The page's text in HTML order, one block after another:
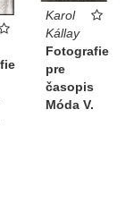
Karol
Kállay
Fotografie
pre
časopis
Móda V.